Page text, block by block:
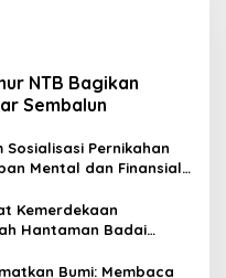
NTB Bagikan
Sembalun
Sosialisasi Pernikahan
Mental dan Finansial
Kemerdekaan
Hantaman Badai
Bumi: Membaca